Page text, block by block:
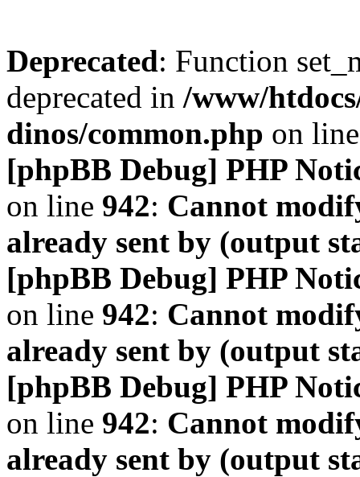
Deprecated: Function
deprecated in /www/
dinos/common.php on
[phpBB Debug] PHP
on line 942: Cannot
already sent by (output
[phpBB Debug] PHP
on line 942: Cannot
already sent by (output
[phpBB Debug] PHP
on line 942: Cannot
already sent by (output